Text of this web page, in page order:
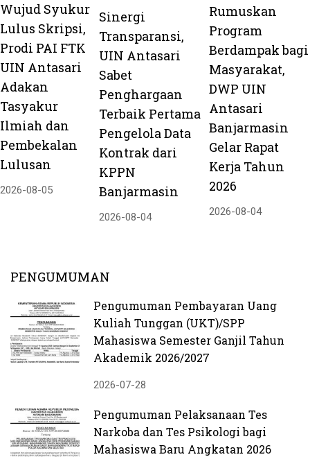
Wujud Syukur
Lulus Skripsi,
Prodi PAI FTK
UIN Antasari
Adakan
Tasyakur
Ilmiah dan
Pembekalan
Lulusan
2026-08-05
Sinergi
Transparansi,
UIN Antasari
Sabet
Penghargaan
Terbaik Pertama
Pengelola Data
Kontrak dari
KPPN
Banjarmasin
2026-08-04
Rumuskan
Program
Berdampak bagi
Masyarakat,
DWP UIN
Antasari
Banjarmasin
Gelar Rapat
Kerja Tahun
2026
2026-08-04
PENGUMUMAN
Pengumuman Pembayaran Uang
Kuliah Tunggan (UKT)/SPP
Mahasiswa Semester Ganjil Tahun
Akademik 2026/2027
2026-07-28
Pengumuman Pelaksanaan Tes
Narkoba dan Tes Psikologi bagi
Mahasiswa Baru Angkatan 2026